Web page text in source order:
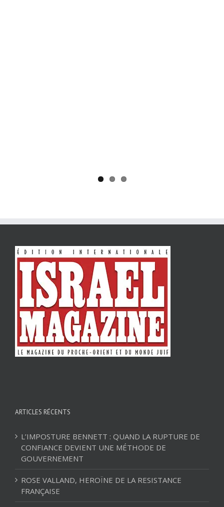
ARTICLES RÉCENTS
L’IMPOSTURE BENNETT : QUAND LA RUPTURE DE
CONFIANCE DEVIENT UNE MÉTHODE DE
GOUVERNEMENT
ROSE VALLAND, HEROÏNE DE LA RESISTANCE
FRANÇAISE